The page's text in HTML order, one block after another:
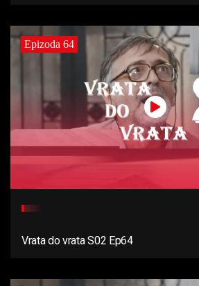
Epizoda 64
Vrata do vrata S02 Ep64